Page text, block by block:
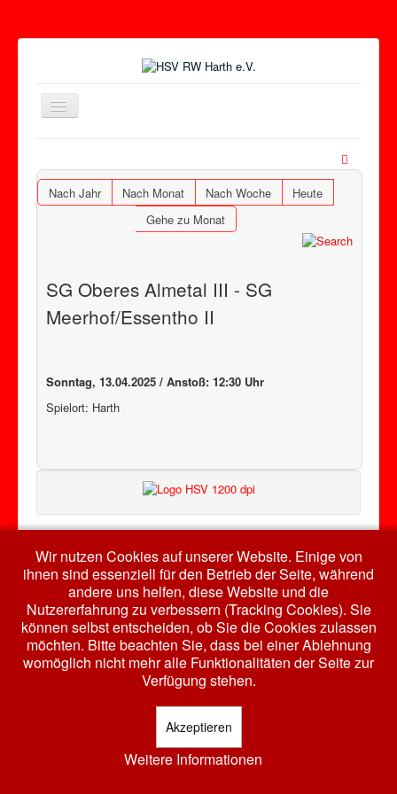
Toggle
Navigation
Nach Jahr Nach Monat Nach Woche
Heute
Gehe zu Monat
SG Oberes Almetal III - SG
Meerhof/Essentho II
Sonntag, 13.04.2025 / Anstoß: 12:30 Uhr
Spielort: Harth
Auch bei Facebook...
© 2026 HSV RW Harth e.V.
Wir nutzen Cookies auf unserer Website. Einige von
ihnen sind essenziell für den Betrieb der Seite, während
andere uns helfen, diese Website und die
Nutzererfahrung zu verbessern (Tracking Cookies). Sie
können selbst entscheiden, ob Sie die Cookies zulassen
möchten. Bitte beachten Sie, dass bei einer Ablehnung
womöglich nicht mehr alle Funktionalitäten der Seite zur
Verfügung stehen.
Akzeptieren
Weitere Informationen